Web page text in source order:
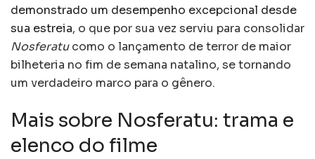
demonstrado um desempenho excepcional desde
sua estreia, o que por sua vez serviu para consolidar
Nosferatucomo o lançamento de terror de maior
bilheteria no fim de semana natalino, se tornando
um verdadeiro marco para o gênero.
Mais sobre Nosferatu: trama e
elenco do filme